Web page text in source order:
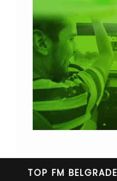
TOP FM BELGRADE